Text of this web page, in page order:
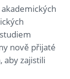
nově přijaté
aby zajistili